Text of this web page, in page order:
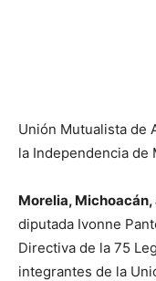
Unión Mutualista de
la Independencia de
Morelia,
diputada Ivonne
Directiva de la 75
integrantes de la